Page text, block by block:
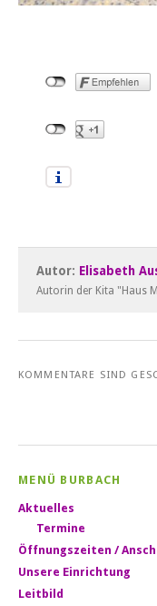
Autor: Elisabeth
Autorin der Kita "Haus
KOMMENTARE SIND
MENÜ BURBACH
Aktuelles
Termine
Öffnungszeiten /
Unsere Einrichtung
Leitbild